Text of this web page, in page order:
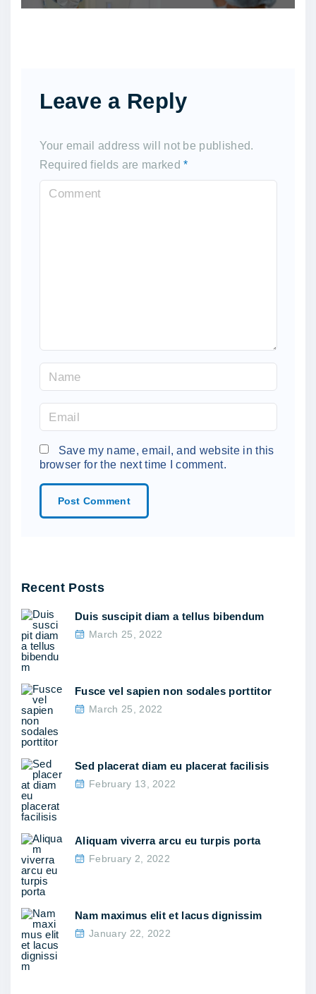
Leave a Reply
Your email address will not be published.
Required fields are marked*
a
e
*
m
a
i
l
Save my name, email, and website in this
browser for the next time I comment.
Recent Posts
Duis suscipit diam a tellus bibendum
March 25, 2022
Fusce vel sapien non sodales porttitor
March 25, 2022
Sed placerat diam eu placerat facilisis
February 13, 2022
Aliquam viverra arcu eu turpis porta
February 2, 2022
Nam maximus elit et lacus dignissim
January 22, 2022